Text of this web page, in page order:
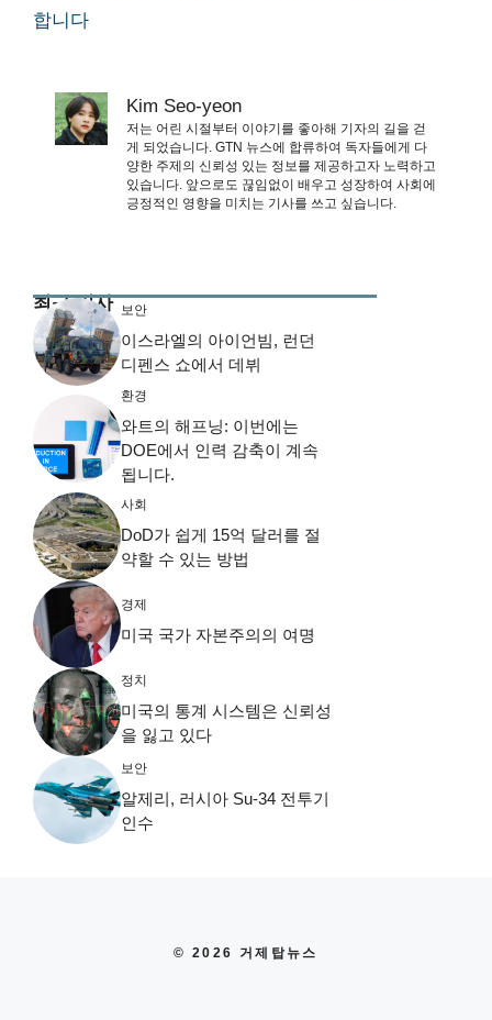
합니다
Kim Seo-yeon
저는 어린 시절부터 이야기를 좋아해 기자의 길을 걷
게 되었습니다. GTN 뉴스에 합류하여 독자들에게 다
양한 주제의 신뢰성 있는 정보를 제공하고자 노력하고
있습니다. 앞으로도 끊임없이 배우고 성장하여 사회에
긍정적인 영향을 미치는 기사를 쓰고 싶습니다.
최근 기사 보안
이스라엘의 아이언빔, 런던
디펜스 쇼에서 데뷔
환경
와트의 해프닝: 이번에는
DOE에서 인력 감축이 계속
됩니다.
사회
DoD가 쉽게 15억 달러를 절
약할 수 있는 방법
경제
미국 국가 자본주의의 여명
정치
미국의 통계 시스템은 신뢰성
을 잃고 있다
보안
알제리, 러시아 Su-34 전투기
인수
© 2026 거제탑뉴스